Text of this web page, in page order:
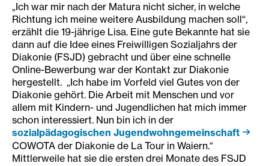
„Ich war mir nach der Matura nicht sicher, in welche
Richtung ich meine weitere Ausbildung machen soll“,
erzählt die 19-jährige Lisa. Eine gute Bekannte hat sie
dann auf die Idee eines Freiwilligen Sozialjahrs der
Diakonie (FSJD) gebracht und über eine schnelle
Online-Bewerbung war der Kontakt zur Diakonie
hergestellt. „Ich habe im Vorfeld viel Gutes von der
Diakonie gehört. Die Arbeit mit Menschen und vor
allem mit Kindern- und Jugendlichen hat mich immer
schon interessiert. Nun bin ich in der
sozialpädagogischen Jugendwohngemeinschaft
COWOTA der Diakonie de La Tour in Waiern.“
Mittlerweile hat sie die ersten drei Monate des FSJD